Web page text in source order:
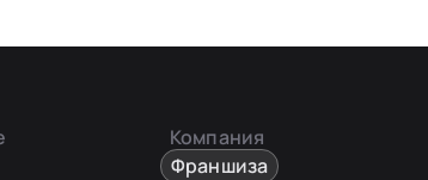
Компания
Франшиза